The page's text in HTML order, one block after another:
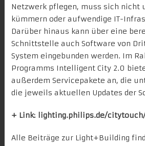
Netzwerk pflegen, muss sich nicht
kümmern oder aufwendige IT-
Darüber hinaus kann über eine
Schnittstelle auch Software von
System eingebunden werden. Im
Programms Intelligent City 2.0
außerdem Servicepakete an, die
die jeweils aktuellen Updates der
+ Link: lighting.philips.de/
Alle Beiträge zur Light+Building